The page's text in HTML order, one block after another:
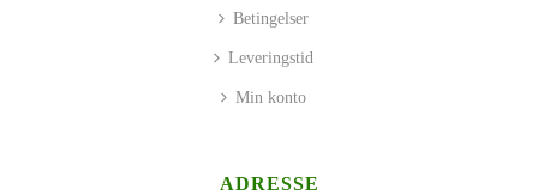
Betingelser
Leveringstid
Min konto
ADRESSE